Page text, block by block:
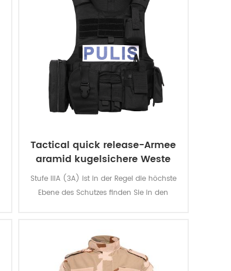
Tactical quick release-Armee
aramid kugelsichere Weste
Stufe IIIA (3A) ist in der Regel die höchste
Ebene des Schutzes finden Sie in den
Das ist der großartige Schutz, den.
Begnügen Sie sich nicht für andere
Unterhosen, bieten sich die level-II-a oder